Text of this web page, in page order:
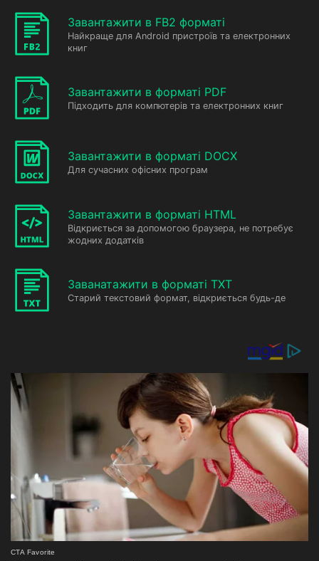
Завантажити в FB2 форматі
Найкраще для Android пристроїв та електронних
книг
Завантажити в форматі PDF
Підходить для компютерів та електронних книг
Завантажити в форматі DOCX
Для сучасних офісних програм
Завантажити в форматі HTML
Відкриється за допомогою браузера, не потребує
жодних додатків
Заванатажити в форматі TXT
Старий текстовий формат, відкриється будь-де